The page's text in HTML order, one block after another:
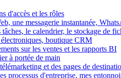
d'accès et les rôles
une messagerie instantanée,
le calendrier, le stockage de
électroniques, boutique CRM
sur les ventes et les rapports BI
à portée de main
et des pages de
processus d'entreprise, mes